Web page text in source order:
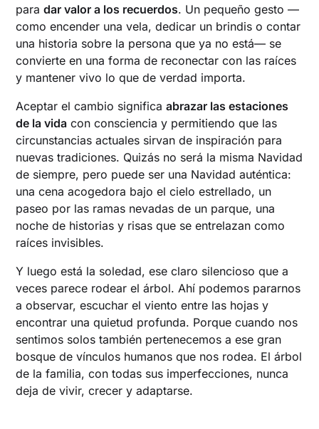
paradar valor a los recuerdos. Un pequeño gesto —
como encender una vela, dedicar un brindis o contar
una historia sobre la persona que ya no está— se
convierte en una forma de reconectar con las raíces
y mantener vivo lo que de verdad importa.
Aceptar el cambio significaabrazar las estaciones
de la vida con consciencia y permitiendo que las
circunstancias actuales sirvan de inspiración para
nuevas tradiciones. Quizás no será la misma Navidad
de siempre, pero puede ser una Navidad auténtica:
una cena acogedora bajo el cielo estrellado, un
paseo por las ramas nevadas de un parque, una
noche de historias y risas que se entrelazan como
raíces invisibles.
Y luego está la soledad, ese claro silencioso que a
veces parece rodear el árbol. Ahí podemos pararnos
a observar, escuchar el viento entre las hojas y
encontrar una quietud profunda. Porque cuando nos
sentimos solos también pertenecemos a ese gran
bosque de vínculos humanos que nos rodea. El árbol
de la familia, con todas sus imperfecciones, nunca
deja de vivir, crecer y adaptarse.